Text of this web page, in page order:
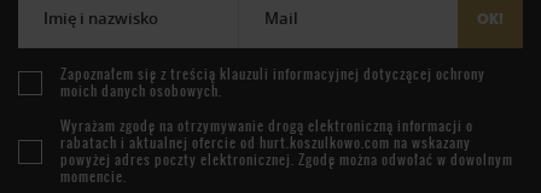
Imię i nazwisko Mail OK!
Zapoznałem się z treścią klauzuli informacyjnej dotyczącej ochrony
moich danych osobowych.
Wyrażam zgodę na otrzymywanie drogą elektroniczną informacji o
rabatach i aktualnej ofercie od hurt.koszulkowo.com na wskazany
powyżej adres poczty elektronicznej. Zgodę można odwołać w dowolnym
momencie.